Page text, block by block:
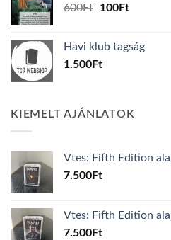
600Ft
Original
600Ft.
100FtCurrent
100Ft.
Havi klub tagság
1.500Ft
KIEMELT AJÁNLATOK
Vtes: Fifth Edition
7.500Ft
Vtes: Fifth Edition
7.500Ft